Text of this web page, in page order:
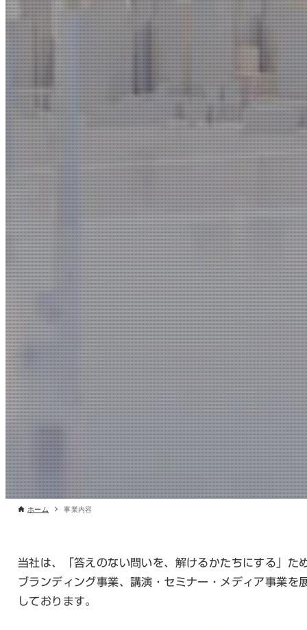
ホーム 事業内容
当社は、「答えのない問いを、解けるかたちにする」た
ブランディング事業、講演・セミナー・メディア事業を
しております。